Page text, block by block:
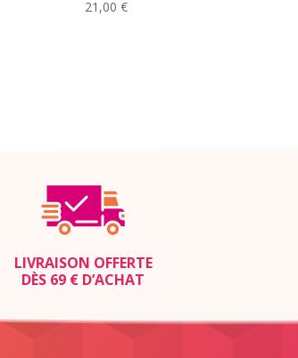
21,00 €
LIVRAISON OFFERTE
DÈS 69 € D’ACHAT